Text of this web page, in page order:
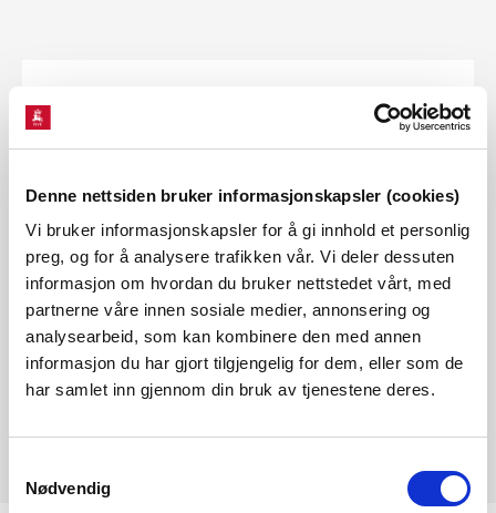
Denne nettsiden bruker informasjonskapsler (cookies)
Vi bruker informasjonskapsler for å gi innhold et personlig
preg, og for å analysere trafikken vår. Vi deler dessuten
informasjon om hvordan du bruker nettstedet vårt, med
partnerne våre innen sosiale medier, annonsering og
analysearbeid, som kan kombinere den med annen
informasjon du har gjort tilgjengelig for dem, eller som de
har samlet inn gjennom din bruk av tjenestene deres.
Nødvendig
energilovforskriften § 6-1
Kontaktperson
Maren Refsnes Brubæk
marebr@nve.no